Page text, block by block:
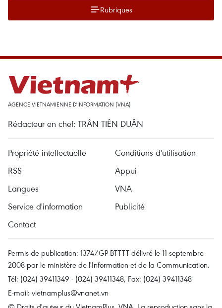
Rubriques
AGENCE VIETNAMIENNE D'INFORMATION (VNA)
Rédacteur en chef: TRÂN TIÊN DUÂN
Propriété intellectuelle
Conditions d'utilisation
RSS
Appui
Langues
VNA
Service d'information
Publicité
Contact
Permis de publication: 1374/GP-BTTTT délivré le 11 septembre
2008 par le ministère de l'Information et de la Communication.
Tél: (024) 39411349 - (024) 39411348, Fax: (024) 39411348
E-mail: vietnamplus@vnanet.vn